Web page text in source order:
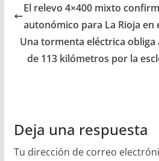
El relevo 4×400 mixto
autonómico para La Rioja en
Una tormenta eléctrica obliga
de 113 kilómetros por la
Deja una respuesta
Tu dirección de correo